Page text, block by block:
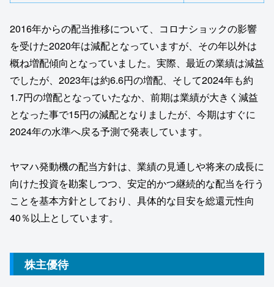
2016年からの配当推移について、コロナショックの影響
を受けた2020年は減配となっていますが、その年以外は
概ね増配傾向となっていました。実際、最近の業績は減益
でしたが、2023年は約6.6円の増配、そして2024年も約
1.7円の増配となっていたなか、前期は業績が大きく減益
となった事で15円の減配となりましたが、今期はすぐに
2024年の水準へ戻る予測で発表しています。
ヤマハ発動機の配当方針は、業績の見通しや将来の成長に
向けた投資を勘案しつつ、安定的かつ継続的な配当を行う
ことを基本方針としており、具体的な目安を総還元性向
40％以上としています。
株主優待